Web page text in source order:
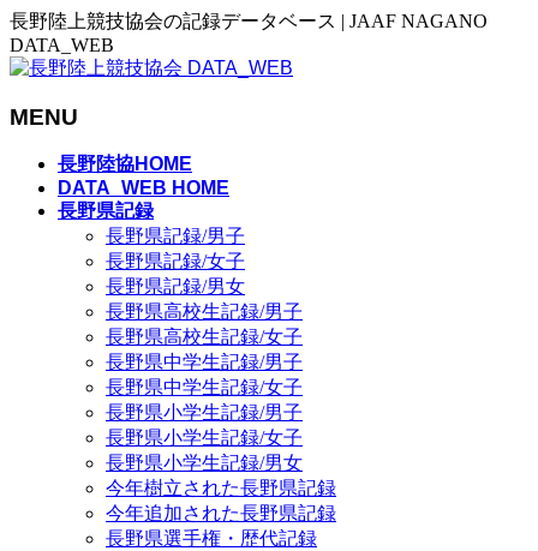
長野陸上競技協会の記録データベース | JAAF NAGANO
DATA_WEB
MENU
長野陸協HOME
DATA_WEB HOME
長野県記録
長野県記録/男子
長野県記録/女子
長野県記録/男女
長野県高校生記録/男子
長野県高校生記録/女子
長野県中学生記録/男子
長野県中学生記録/女子
長野県小学生記録/男子
長野県小学生記録/女子
長野県小学生記録/男女
今年樹立された長野県記録
今年追加された長野県記録
長野県選手権・歴代記録